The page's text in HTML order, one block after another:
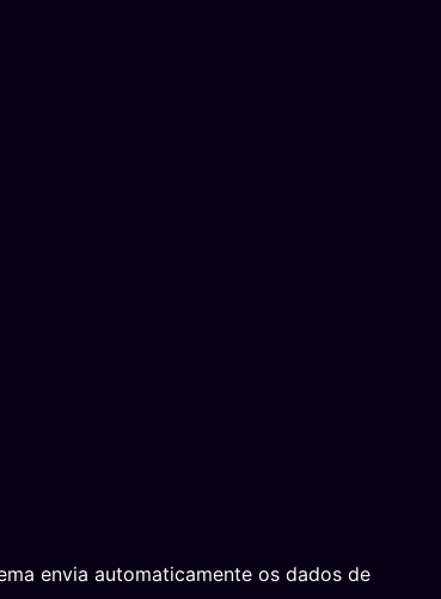
envia automaticamente os dados de